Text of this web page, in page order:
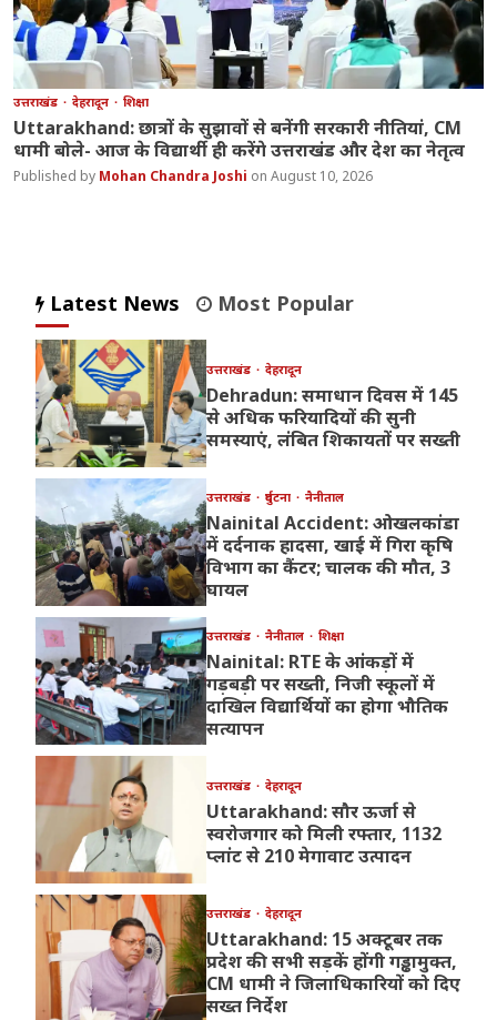
उत्तराखंड देहरादून शिक्षा
Uttarakhand: छात्रों के सुझावों से बनेंगी सरकारी नीतियां, CM
धामी बोले- आज के विद्यार्थी ही करेंगे उत्तराखंड और देश का नेतृत्व
Mohan Chandra Joshi August 10, 2026
Latest News Most Popular
उत्तराखंड देहरादून
Dehradun: समाधान दिवस में 145
से अधिक फरियादियों की सुनी
समस्याएं, लंबित शिकायतों पर सख्ती
उत्तराखंड दुर्घटना नैनीताल
Nainital Accident: ओखलकांडा
में दर्दनाक हादसा, खाई में गिरा कृषि
विभाग का कैंटर; चालक की मौत, 3
घायल
उत्तराखंड नैनीताल शिक्षा
Nainital: RTE के आंकड़ों में
गड़बड़ी पर सख्ती, निजी स्कूलों में
दाखिल विद्यार्थियों का होगा भौतिक
सत्यापन
उत्तराखंड देहरादून
Uttarakhand: सौर ऊर्जा से
स्वरोजगार को मिली रफ्तार, 1132
प्लांट से 210 मेगावाट उत्पादन
उत्तराखंड देहरादून
Uttarakhand: 15 अक्टूबर तक
प्रदेश की सभी सड़कें होंगी गड्ढामुक्त,
CM धामी ने जिलाधिकारियों को दिए
सख्त निर्देश